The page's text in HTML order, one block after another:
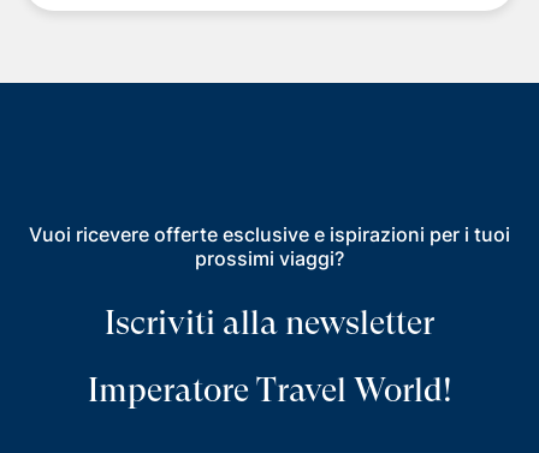
Vuoi ricevere offerte esclusive e ispirazioni per i tuoi
prossimi viaggi?
Iscriviti alla newsletter
Imperatore Travel World!